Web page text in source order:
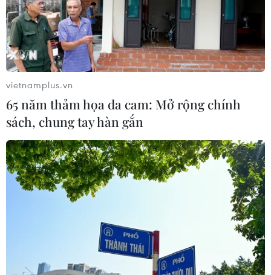
vietnamplus.vn
65 năm thảm họa da cam: Mở rộng chính
sách, chung tay hàn gắn